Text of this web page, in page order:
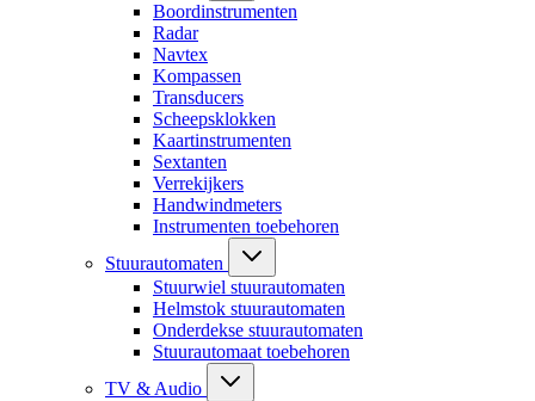
Boordinstrumenten
Radar
Navtex
Kompassen
Transducers
Scheepsklokken
Kaartinstrumenten
Sextanten
Verrekijkers
Handwindmeters
Instrumenten toebehoren
Stuurautomaten
Stuurwiel stuurautomaten
Helmstok stuurautomaten
Onderdekse stuurautomaten
Stuurautomaat toebehoren
TV & Audio